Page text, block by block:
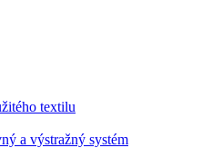
textilu
a výstražný systém